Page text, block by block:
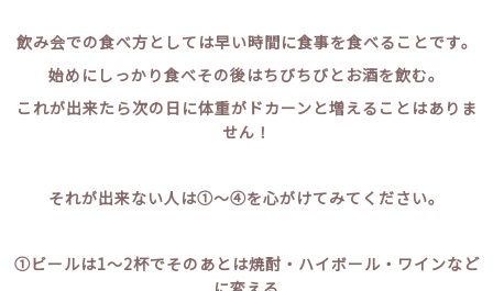
飲み会での食べ方としては早い時間に食事を食べることです。
始めにしっかり食べその後はちびちびとお酒を飲む。
これが出来たら次の日に体重がドカーンと増えることはありま
せん！
それが出来ない人は①～④を心がけてみてください。
①ビールは1～2杯でそのあとは焼酎・ハイボール・ワインなど